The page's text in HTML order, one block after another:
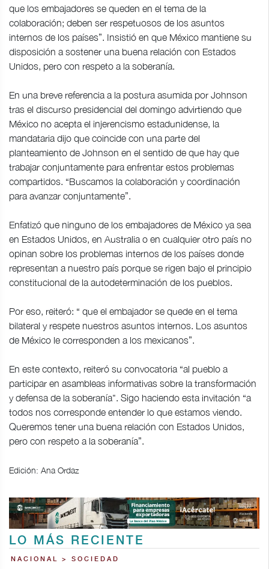
que los embajadores se queden en el tema de la
colaboración; deben ser respetuosos de los asuntos
internos de los países”. Insistió en que México mantiene su
disposición a sostener una buena relación con Estados
Unidos, pero con respeto a la soberanía.
En una breve referencia a la postura asumida por Johnson
tras el discurso presidencial del domingo advirtiendo que
México no acepta el injerencismo estadunidense, la
mandataria dijo que coincide con una parte del
planteamiento de Johnson en el sentido de que hay que
trabajar conjuntamente para enfrentar estos problemas
compartidos. “Buscamos la colaboración y coordinación
para avanzar conjuntamente”.
Enfatizó que ninguno de los embajadores de México ya sea
en Estados Unidos, en Australia o en cualquier otro país no
opinan sobre los problemas internos de los países donde
representan a nuestro país porque se rigen bajo el principio
constitucional de la autodeterminación de los pueblos.
Por eso, reiteró: “ que el embajador se quede en el tema
bilateral y respete nuestros asuntos internos. Los asuntos
de México le corresponden a los mexicanos”.
En este contexto, reiteró su convocatoria “al pueblo a
participar en asambleas informativas sobre la transformación
y defensa de la soberanía". Sigo haciendo esta invitación “a
todos nos corresponde entender lo que estamos viendo.
Queremos tener una buena relación con Estados Unidos,
pero con respeto a la soberanía”.
Edición: Ana Ordaz
LO MÁS RECIENTE
NACIONAL > SOCIEDAD